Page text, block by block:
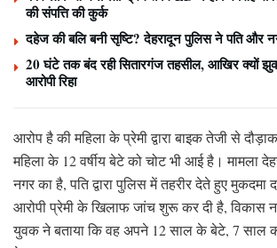
की संपत्ति की कुर्क
दहेज की बलि बनी सृष्टि? देहरादून पुलिस ने पति और
20 घंटे तक बंद रही सितारगंज तहसील, आखिर क्यों
आरोपी रिहा
आरोप है की महिला के प्रेमी द्वारा बाइक तेजी से
महिला के 12 वर्षीय बेटे को चोट भी आई है। मामला
नगर का है, पति द्वारा पुलिस में तहरीर देते हुए मुकदमा
आरोपी प्रेमी के खिलाफ जांच शुरू कर दी है, विकास
युवक ने बताया कि वह अपने 12 साल के बेटे, 7 साल